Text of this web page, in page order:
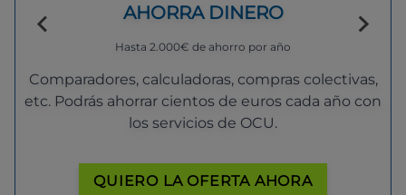
AHORRA DINERO
Hasta 2.000€ de ahorro por año
Comparadores, calculadoras, compras colectivas,
etc. Podrás ahorrar cientos de euros cada año con
los servicios de OCU.
QUIERO LA OFERTA AHORA